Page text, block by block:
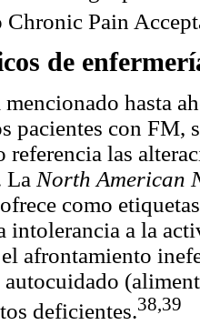
Chronic Pain
de
mencionado hasta
pacientes con FM,
referencia las
La North American
como
intolerancia a la
afrontamiento
deficientes.38,39